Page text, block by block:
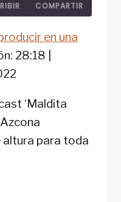
COMPARTIR
en una
28:18
‘Maldita
altura para toda